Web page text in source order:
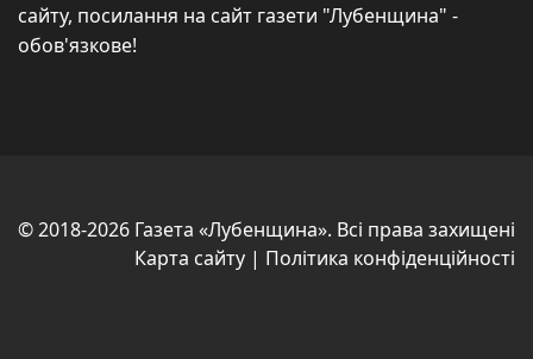
сайту, посилання на сайт газети "Лубенщина" -
обов'язкове!
© 2018-2026 Газета «Лубенщина». Всі права захищені
Карта сайту | Політика конфіденційності